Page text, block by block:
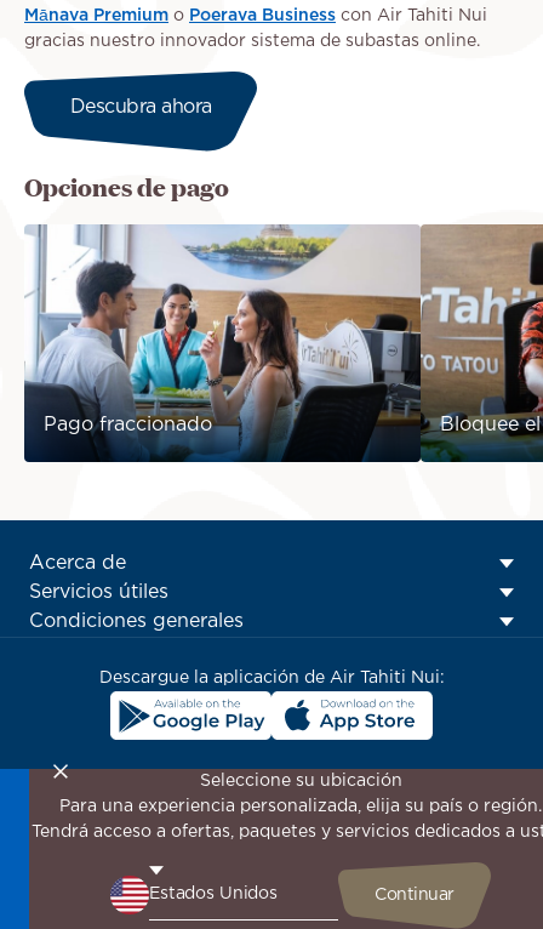
Mānava Premium o Poerava Business con Air Tahiti Nui
gracias nuestro innovador sistema de subastas online.
Descubra ahora
Opciones de pago
Pago fraccionado Bloquee
ATN:
Footer
menu
block
Acerca de
Servicios útiles
Condiciones generales
Descargue la aplicación de Air Tahiti Nui:
¡Suscríbase a nuestro boletín de noticias para recibir las
últimas novedades!
promociones especiales, descubra nuestros destinos y
encuentre inspiración para su próximo viaje.
Seleccione su ubicación
Para una experiencia personalizada, elija su país o región.
Tendrá acceso a ofertas, paquetes y servicios dedicados a